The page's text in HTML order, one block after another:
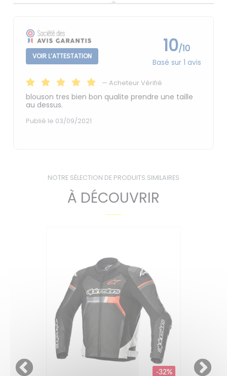
VOIR L’ATTESTATION 10/10
Basé sur 1 avis
—Acheteur Vérifié
blouson tres bien bon qualite prendre une taille
au dessus.
Publié le 03/09/2021
NOTRE SÉLECTION DE PRODUITS SIMILAIRES
À DÉCOUVRIR
-32%